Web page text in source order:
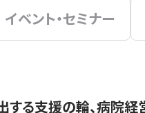
イベント・セミナー
する支援の輪、病院